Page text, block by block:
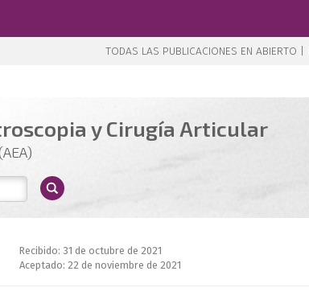
TODAS LAS PUBLICACIONES EN ABIERTO |
y Cirugía Articular
Recibido: 31 de octubre de 2021
Aceptado: 22 de noviembre de 2021